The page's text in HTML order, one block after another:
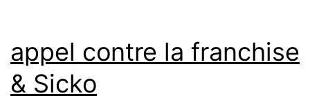
appel contre la franchise
& Sicko